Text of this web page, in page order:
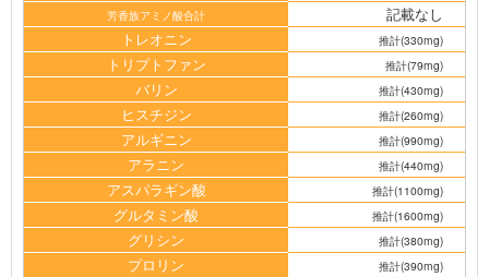
芳香族アミノ酸合計
記載なし
トレオニン
推計(330mg)
トリプトファン 推計(79mg)
バリン 推計(430mg)
ヒスチジン 推計(260mg)
アルギニン 推計(990mg)
アラニン 推計(440mg)
アスパラギン酸 推計(1100mg)
グルタミン酸 推計(1600mg)
グリシン 推計(380mg)
プロリン 推計(390mg)